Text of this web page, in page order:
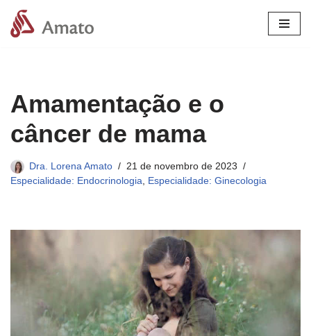
Pular
Amamentação e o
câncer de mama
Dra. Lorena Amato
21 de novembro de 2023
Especialidade: Endocrinologia, Especialidade: Ginecologia